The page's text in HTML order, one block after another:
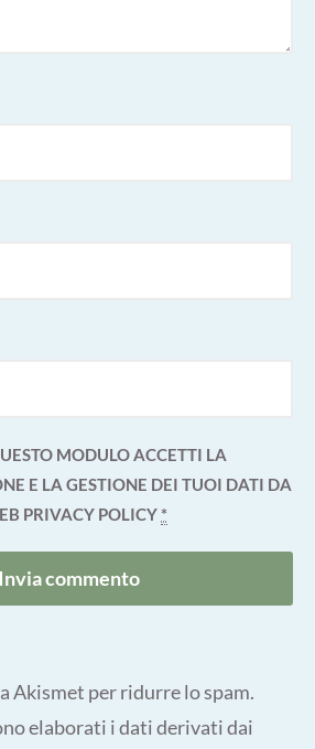
MODULO ACCETTI LA
E LA GESTIONE DEI TUOI DATI DA
PRIVACY POLICY*
Akismet per ridurre lo spam.
elaborati i dati derivati dai